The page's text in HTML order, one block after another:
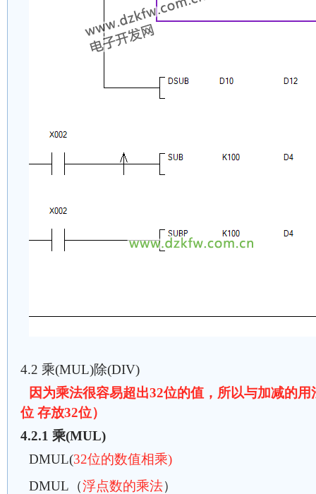
4.2 乘(MUL)除(DIV)
因为乘法很容易超出32位的值，所以与加减的
位 存放32位）
4.2.1 乘(MUL)
DMUL(32位的数值相乘)
DMUL（浮点数的乘法）